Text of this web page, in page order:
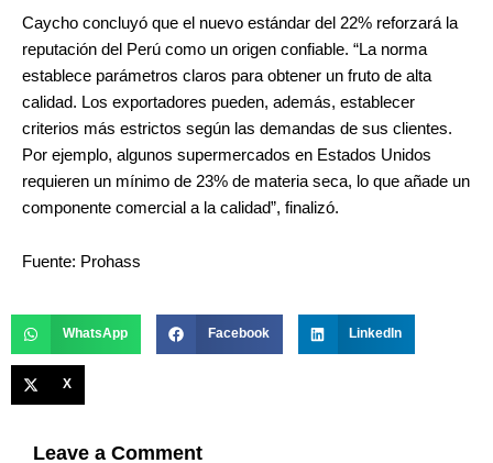
Caycho concluyó que el nuevo estándar del 22% reforzará la
reputación del Perú como un origen confiable. “La norma
establece parámetros claros para obtener un fruto de alta
calidad. Los exportadores pueden, además, establecer
criterios más estrictos según las demandas de sus clientes.
Por ejemplo, algunos supermercados en Estados Unidos
requieren un mínimo de 23% de materia seca, lo que añade un
componente comercial a la calidad”, finalizó.
Fuente: Prohass
WhatsApp Facebook LinkedIn
X
Leave a Comment